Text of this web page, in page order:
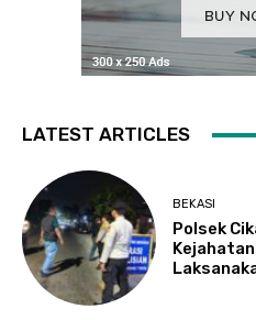
LATEST ARTICLES
BEKASI
Polsek